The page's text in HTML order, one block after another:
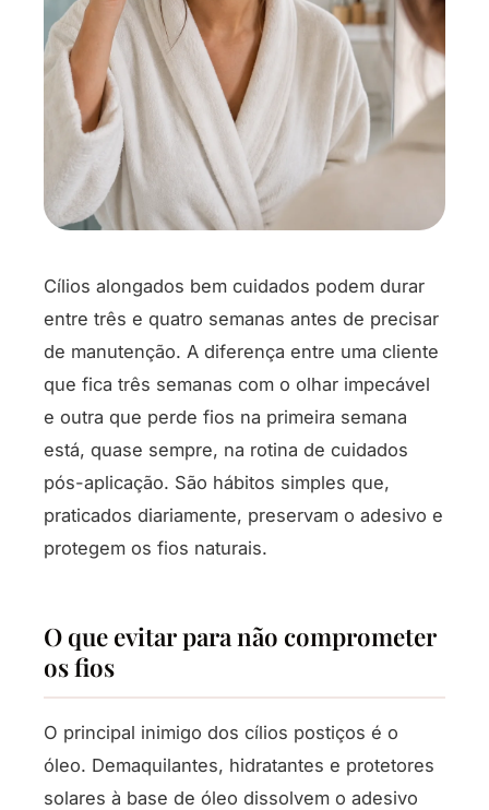
Cílios alongados bem cuidados podem durar
entre três e quatro semanas antes de precisar
de manutenção. A diferença entre uma cliente
que fica três semanas com o olhar impecável
e outra que perde fios na primeira semana
está, quase sempre, na rotina de cuidados
pós-aplicação. São hábitos simples que,
praticados diariamente, preservam o adesivo e
protegem os fios naturais.
O que evitar para não comprometer
os fios
O principal inimigo dos cílios postiços é o
óleo. Demaquilantes, hidratantes e protetores
solares à base de óleo dissolvem o adesivo